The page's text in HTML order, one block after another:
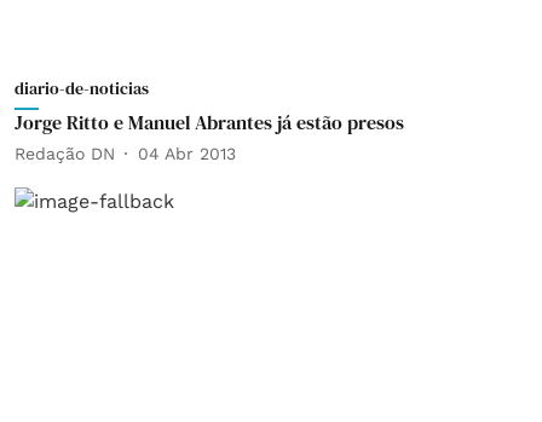
diario-de-noticias
Jorge Ritto e Manuel Abrantes já estão presos
Redação DN 04 Abr 2013